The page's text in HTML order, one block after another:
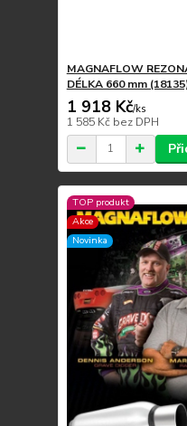
MAGNAFLOW
DÉLKA 660 mm
1 918 Kč/ks
1 585 Kč bez DPH
TOP produkt
Akce
Novinka